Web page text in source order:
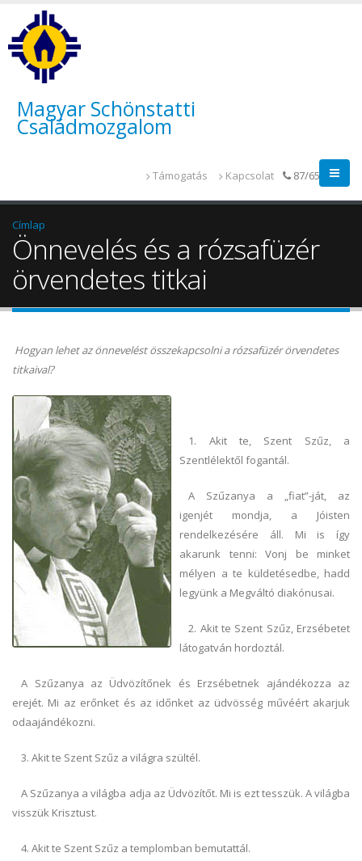
Magyar Schönstatti
Családmozgalom
Támogatás Kapcsolat 87/655-014
Címlap
Önnevelés és a rózsafüzér
örvendetes titkai
Hogyan lehet az önnevelést összekapcsolni a rózsafüzér örvendetes
titkaival?
1. Akit te, Szent Szűz, a
Szentlélektől fogantál.
A Szűzanya a „fiat”-ját, az
igenjét mondja, a Jóisten
rendelkezésére áll. Mi is így
akarunk tenni: Vonj be minket
mélyen a te küldetésedbe, hadd
legyünk a Megváltó diakónusai.
2. Akit te Szent Szűz, Erzsébetet
látogatván hordoztál.
A Szűzanya az Üdvözítőnek és Erzsébetnek ajándékozza az
erejét. Mi az erőnket és az időnket az üdvösség művéért akarjuk
odaajándékozni.
3. Akit te Szent Szűz a világra szültél.
A Szűzanya a világba adja az Üdvözítőt. Mi is ezt tesszük. A világba
visszük Krisztust.
4. Akit te Szent Szűz a templomban bemutattál.